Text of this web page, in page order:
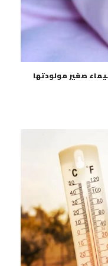
صغير مولودتها